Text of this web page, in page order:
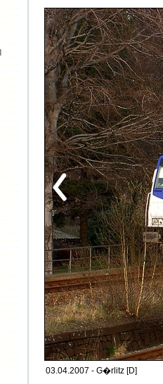
03.04.2007 - G�rlitz [D]